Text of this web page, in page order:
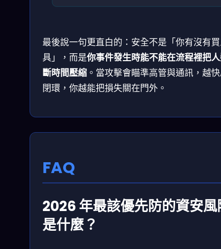
最後說一句更直白的：安全不是「你有沒有
具」，而是你事件發生時能不能在流程裡把
斷時間壓縮 。當攻擊會瞄準高管與通訊，越
閉環，你越能把損失關在門外。
FAQ
2026 年最該優先防的資安風
是什麼？